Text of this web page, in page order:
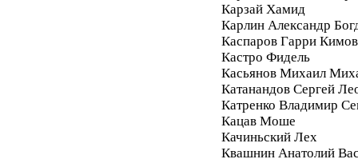
Карзай Хамид
Карлин Александр
Каспаров Гарри
Кастро Фидель
Касьянов Михаил
Катанандов Сергей
Катренко Владимир
Кацав Моше
Качиньский Лех
Квашнин Анатолий